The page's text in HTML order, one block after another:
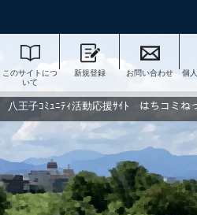
このサイトにつ
いて
新規登録 お問い合わせ
個
八王子ｺﾐｭﾆﾃｨ活動応援ｻｲﾄ はちコミね